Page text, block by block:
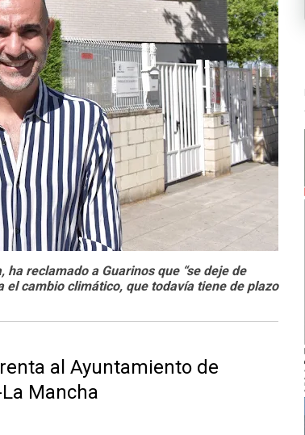
reclamado a Guarinos que “se deje de
cambio climático, que todavía tiene de plazo
al Ayuntamiento de
Mancha